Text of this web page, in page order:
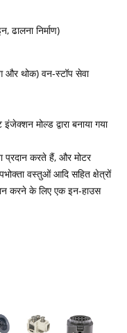
ढालना निर्माण)
और थोक) वन-स्टॉप सेवा
मोल्ड द्वारा बनाया गया
करते हैं, और मोटर
वस्तुओं आदि सहित क्षेत्रों
करने के लिए एक इन-हाउस